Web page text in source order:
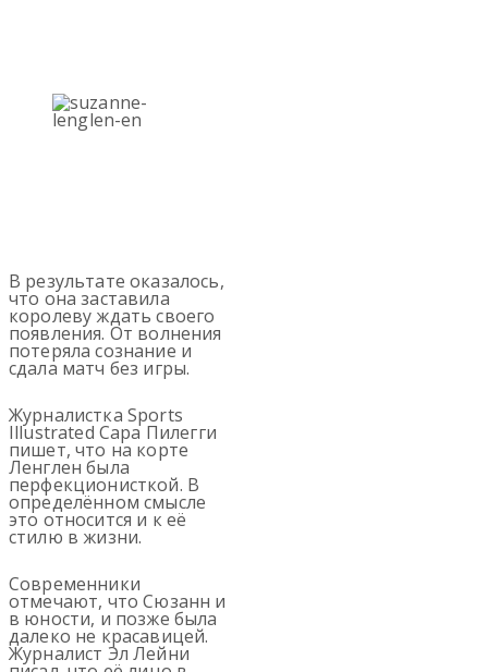
В результате оказалось,
что она заставила
королеву ждать своего
появления. От волнения
потеряла сознание и
сдала матч без игры.
Журналистка Sports
Illustrated Сара Пилегги
пишет, что на корте
Ленглен была
перфекционисткой. В
определённом смысле
это относится и к её
стилю в жизни.
Современники
отмечают, что Сюзанн и
в юности, и позже была
далеко не красавицей.
Журналист Эл Лейни